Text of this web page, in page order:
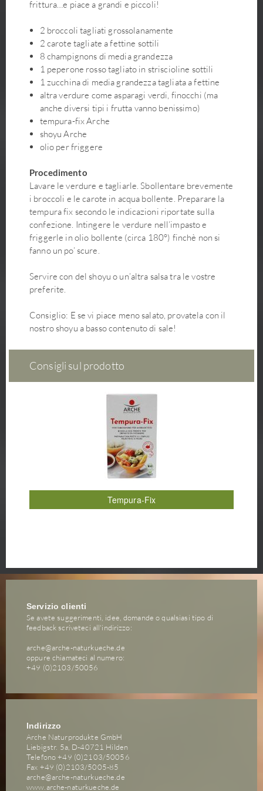
frittura…e piace a grandi e piccoli!
2 broccoli tagliati grossolanamente
2 carote tagliate a fettine sottili
8 champignons di media grandezza
1 peperone rosso tagliato in striscioline sottili
1 zucchina di media grandezza tagliata a fettine
altra verdure come asparagi verdi, finocchi (ma
anche diversi tipi i frutta vanno benissimo)
tempura-fix Arche
shoyu Arche
olio per friggere
Procedimento
Lavare le verdure e tagliarle. Sbollentare brevemente
i broccoli e le carote in acqua bollente. Preparare la
tempura fix secondo le indicazioni riportate sulla
confezione. Intingere le verdure nell’impasto e
friggerle in olio bollente (circa 180°) finchè non si
fanno un po’ scure.
Servire con del shoyu o un’altra salsa tra le vostre
preferite.
Consiglio: E se vi piace meno salato, provatela con il
nostro shoyu a basso contenuto di sale!
Consigli sul prodotto
Tempura-Fix
Servizio clienti
Se avete suggerimenti, idee, domande o qualsiasi tipo di
feedback scriveteci all'indirizzo:
arche@arche-naturkueche.de
oppure chiamateci al numero:
+49 (0)2103/50056
Indirizzo
Arche Naturprodukte GmbH
Liebigstr. 5a, D-40721 Hilden
Telefono +49 (0)2103/50056
Fax +49 (0)2103/5005-85
arche@arche-naturkueche.de
www.arche-naturkueche.de